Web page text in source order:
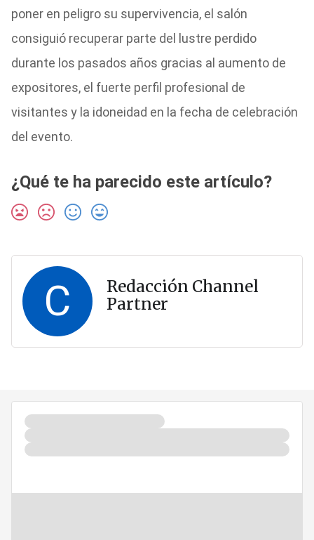
poner en peligro su supervivencia, el salón
consiguió recuperar parte del lustre perdido
durante los pasados años gracias al aumento de
expositores, el fuerte perfil profesional de
visitantes y la idoneidad en la fecha de celebración
del evento.
¿Qué te ha parecido este artículo?
C
Redacción Channel
Partner